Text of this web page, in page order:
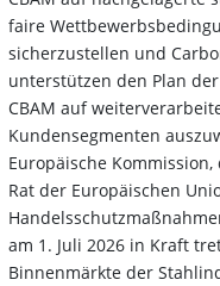
faire
sicherzustellen und
unterstützen den Plan
CBAM auf
Kundensegmenten
Europäische
Rat der Europäischen
am 1. Juli 2026 in Kraft
Binnenmärkte der